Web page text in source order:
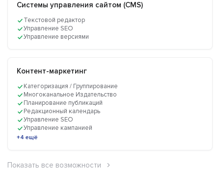
Системы управления сайтом (CMS)
Текстовой редактор
Управление SEO
Управление версиями
Контент-маркетинг
Категоризация / Группирование
Многоканальное Издательство
Планирование публикаций
Редакционный календарь
Управление SEO
Управление кампанией
+4 ещё
Показать все возможности